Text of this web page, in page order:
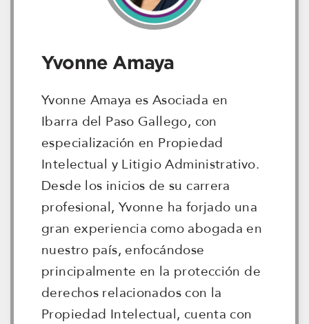
Yvonne Amaya
Yvonne Amaya es Asociada en
Ibarra del Paso Gallego, con
especialización en Propiedad
Intelectual y Litigio Administrativo.
Desde los inicios de su carrera
profesional, Yvonne ha forjado una
gran experiencia como abogada en
nuestro país, enfocándose
principalmente en la protección de
derechos relacionados con la
Propiedad Intelectual, cuenta con